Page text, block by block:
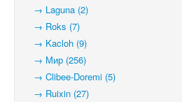
→ Laguna (2)
→ Roks (7)
→ Kacloh (9)
→ Мир (256)
→ Clibee-Doremi (5)
→ Ruixin (27)